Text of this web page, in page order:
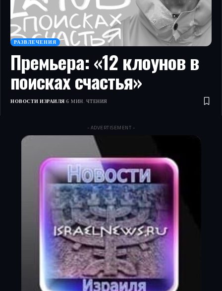
РАЗВЛЕЧЕНИЯ
Премьера: «12 клоунов в
поисках счастья»
НОВОСТИ ИЗРАИЛЯ 6 МИН. ЧТЕНИЯ
- ADVERTISEMENT -